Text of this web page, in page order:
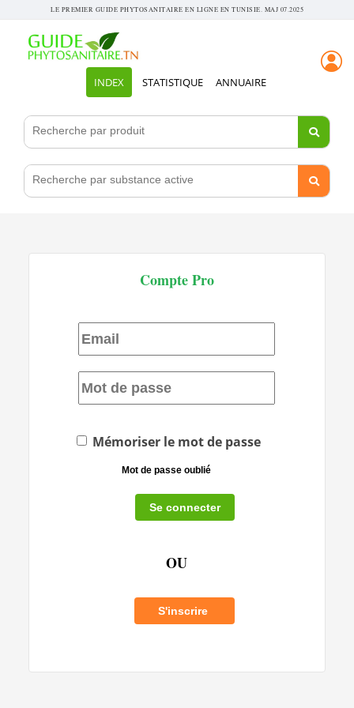
LE PREMIER GUIDE PHYTOSANITAIRE EN LIGNE EN TUNISIE. MAJ 07.2025
INDEX STATISTIQUE ANNUAIRE
Compte Pro
Mémoriser le mot de passe
Mot de passe oublié
OU